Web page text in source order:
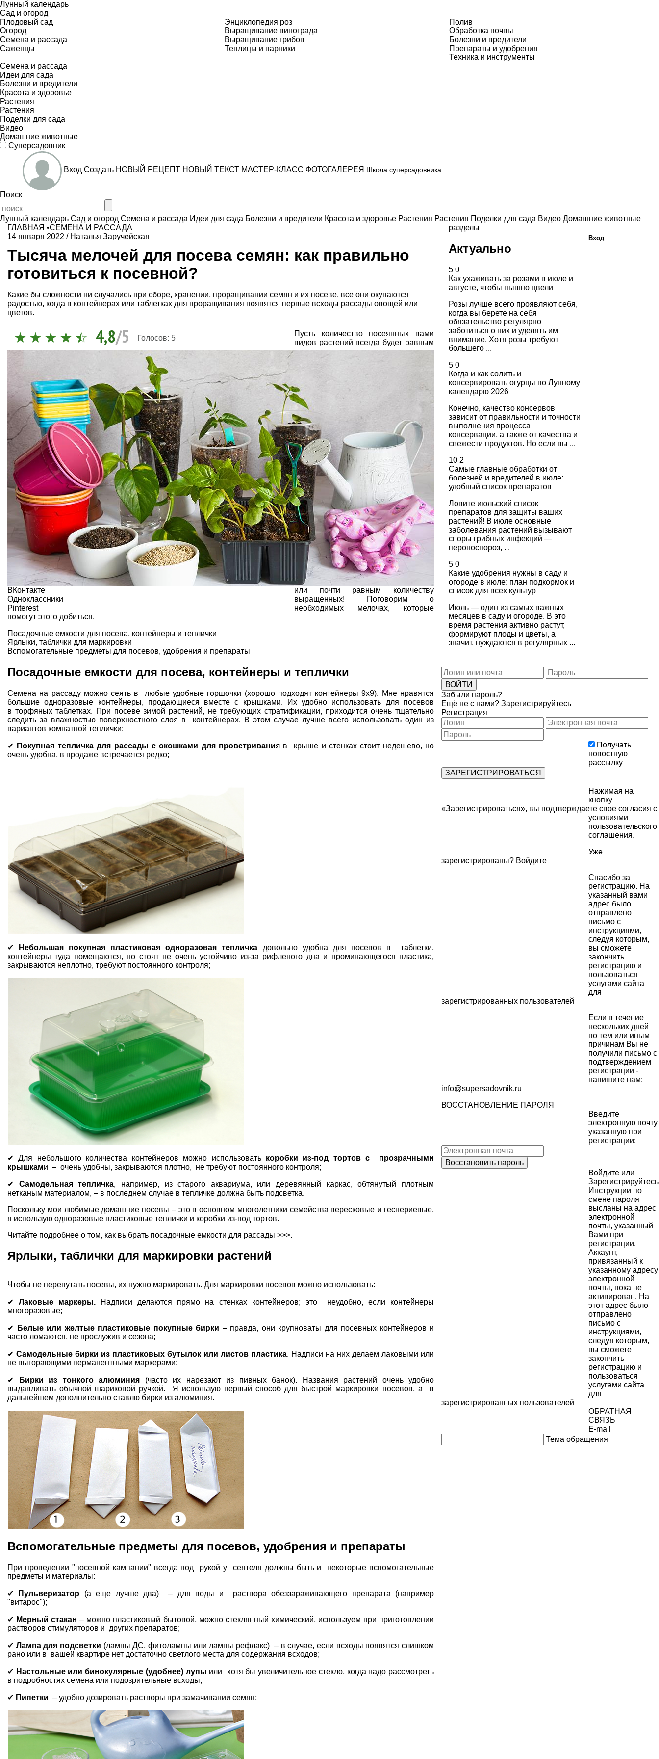
Лунный календарь
Сад и огород
Плодовый сад
Огород
Семена и рассада
Саженцы
Энциклопедия роз
Выращивание винограда
Выращивание грибов
Теплицы и парники
Полив
Обработка почвы
Болезни и вредители
Препараты и удобрения
Техника и инструменты
Семена и рассада
Идеи для сада
Болезни и вредители
Красота и здоровье
Растения
Растения
Поделки для сада
Видео
Домашние животные
Суперсадовник
Вход Создать НОВЫЙ РЕЦЕПТ НОВЫЙ ТЕКСТ МАСТЕР-КЛАСС ФОТОГАЛЕРЕЯ Школа суперсадовника
Поиск
Лунный календарь Сад и огород Семена и рассада Идеи для сада Болезни и вредители Красота и здоровье Растения Растения Поделки для сада Видео Домашние животные
ГЛАВНАЯ •СЕМЕНА И РАССАДА
14 января 2022 / Наталья Заручейская
Тысяча мелочей для посева семян: как правильно
готовиться к посевной?
Какие бы сложности ни случались при сборе, хранении, проращивании семян и их посеве, все они окупаются
радостью, когда в контейнерах или таблетках для проращивания появятся первые всходы рассады овощей или
цветов.
4,8/5 Голосов: 5
ВКонтакте
Одноклассники
Pinterest
Пусть количество посеянных вами
видов растений всегда будет равным
или почти равным количеству
выращенных! Поговорим о
необходимых мелочах, которые
помогут этого добиться.
Посадочные емкости для посева, контейнеры и теплички
Ярлыки, таблички для маркировки
Вспомогательные предметы для посевов, удобрения и препараты
Посадочные емкости для посева, контейнеры и теплички
Семена на рассаду можно сеять в любые удобные горшочки (хорошо подходят контейнеры 9х9). Мне нравятся
большие одноразовые контейнеры, продающиеся вместе с крышками. Их удобно использовать для посевов
в торфяных таблетках. При посеве зимой растений, не требующих стратификации, приходится очень тщательно
следить за влажностью поверхностного слоя в контейнерах. В этом случае лучше всего использовать один из
вариантов комнатной теплички:
✔ Покупная тепличка для рассады с окошками для проветривания в крыше и стенках стоит недешево, но
очень удобна, в продаже встречается редко;
✔ Небольшая покупная пластиковая одноразовая тепличка довольно удобна для посевов в таблетки,
контейнеры туда помещаются, но стоят не очень устойчиво из-за рифленого дна и проминающегося пластика,
закрываются неплотно, требуют постоянного контроля;
✔ Для небольшого количества контейнеров можно использовать коробки из-под тортов с прозрачными
крышками – очень удобны, закрываются плотно, не требуют постоянного контроля;
✔ Самодельная тепличка, например, из старого аквариума, или деревянный каркас, обтянутый плотным
нетканым материалом, – в последнем случае в тепличке должна быть подсветка.
Поскольку мои любимые домашние посевы – это в основном многолетники семейства вересковые и геснериевые,
я использую одноразовые пластиковые теплички и коробки из-под тортов.
Читайте подробнее о том, как выбрать посадочные емкости для рассады >>>.
Ярлыки, таблички для маркировки растений
Чтобы не перепутать посевы, их нужно маркировать. Для маркировки посевов можно использовать:
✔Лаковые маркеры. Надписи делаются прямо на стенках контейнеров; это неудобно, если контейнеры
многоразовые;
✔ Белые или желтые пластиковые покупные бирки – правда, они крупноваты для посевных контейнеров и
часто ломаются, не прослужив и сезона;
✔ Самодельные бирки из пластиковых бутылок или листов пластика. Надписи на них делаем лаковыми или
не выгорающими перманентными маркерами;
✔ Бирки из тонкого алюминия (часто их нарезают из пивных банок). Названия растений очень удобно
выдавливать обычной шариковой ручкой. Я использую первый способ для быстрой маркировки посевов, а в
дальнейшем дополнительно ставлю бирки из алюминия.
Вспомогательные предметы для посевов, удобрения и препараты
При проведении "посевной кампании" всегда под рукой у сеятеля должны быть и некоторые вспомогательные
предметы и материалы:
✔ Пульверизатор (а еще лучше два) – для воды и раствора обеззараживающего препарата (например
"витарос");
✔ Мерный стакан – можно пластиковый бытовой, можно стеклянный химический, используем при приготовлении
растворов стимуляторов и других препаратов;
✔ Лампа для подсветки (лампы ДС, фитолампы или лампы рефлакс) – в случае, если всходы появятся слишком
рано или в вашей квартире нет достаточно светлого места для содержания всходов;
✔ Настольные или бинокулярные (удобнее) лупы или хотя бы увеличительное стекло, когда надо рассмотреть
в подробностях семена или подозрительные всходы;
✔ Пипетки – удобно дозировать растворы при замачивании семян;
разделы
Актуально
5 0
Как ухаживать за розами в июле и
августе, чтобы пышно цвели
Розы лучше всего проявляют себя,
когда вы берете на себя
обязательство регулярно
заботиться о них и уделять им
внимание. Хотя розы требуют
большего ...
5 0
Когда и как солить и
консервировать огурцы по Лунному
календарю 2026
Конечно, качество консервов
зависит от правильности и точности
выполнения процесса
консервации, а также от качества и
свежести продуктов. Но если вы ...
10 2
Самые главные обработки от
болезней и вредителей в июле:
удобный список препаратов
Ловите июльский список
препаратов для защиты ваших
растений! В июле основные
заболевания растений вызывают
споры грибных инфекций —
пероноспороз, ...
5 0
Какие удобрения нужны в саду и
огороде в июле: план подкормок и
список для всех культур
Июль — один из самых важных
месяцев в саду и огороде. В это
время растения активно растут,
формируют плоды и цветы, а
значит, нуждаются в регулярных ...
Вход
Забыли пароль?
Ещё не с нами? Зарегистрируйтесь
Регистрация
Получать
новостную
рассылку
Нажимая на
кнопку
«Зарегистрироваться», вы подтверждаете свое согласия с
условиями
пользовательского
соглашения.
Уже
зарегистрированы? Войдите
Спасибо за
регистрацию. На
указанный вами
адрес было
отправлено
письмо с
инструкциями,
следуя которым,
вы сможете
закончить
регистрацию и
пользоваться
услугами сайта
для
зарегистрированных пользователей
Если в течение
нескольких дней
по тем или иным
причинам Вы не
получили письмо с
подтверждением
регистрации -
напишите нам:
info@supersadovnik.ru
ВОССТАНОВЛЕНИЕ ПАРОЛЯ
Введите
электронную почту
указанную при
регистрации:
Войдите или
Зарегистрируйтесь
Инструкции по
смене пароля
высланы на адрес
электронной
почты, указанный
Вами при
регистрации.
Аккаунт,
привязанный к
указанному адресу
электронной
почты, пока не
активирован. На
этот адрес было
отправлено
письмо с
инструкциями,
следуя которым,
вы сможете
закончить
регистрацию и
пользоваться
услугами сайта
для
зарегистрированных пользователей
ОБРАТНАЯ
СВЯЗЬ
E-mail
Тема обращения